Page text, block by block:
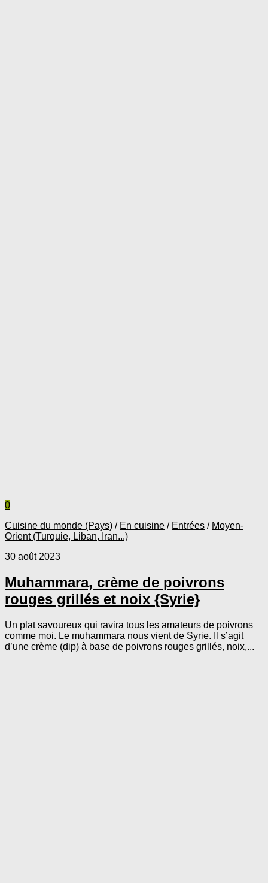
0
Cuisine du monde (Pays) / En cuisine / Entrées / Moyen-
Orient (Turquie, Liban, Iran...)
30 août 2023
Muhammara, crème de poivrons
rouges grillés et noix {Syrie}
Un plat savoureux qui ravira tous les amateurs de poivrons
comme moi. Le muhammara nous vient de Syrie. Il s’agit
d’une crème (dip) à base de poivrons rouges grillés, noix,...